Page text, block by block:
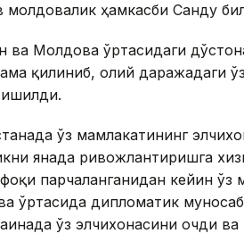
молдовалик ҳамкасби Санду
ва Молдова ўртасидаги
қилиниб, олий даражадаги
ўз мамлакатининг
янада ривожлантиришга
парчаланганидан кейин ўз
ўртасида дипломатик
ўз элчихонасини очди